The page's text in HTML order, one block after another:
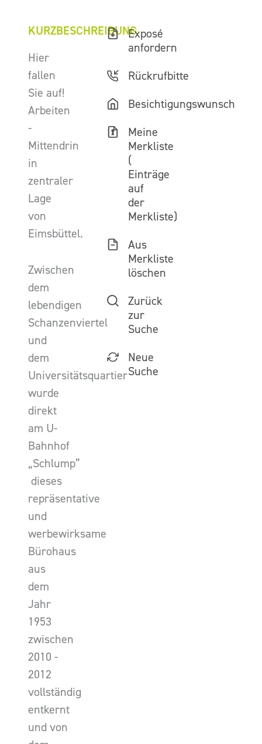
KURZBESCHREIBUNG
Hier
fallen
Sie auf!
Arbeiten
-
Mittendrin
in
zentraler
Lage
von
Eimsbüttel.
Zwischen
dem
lebendigen
Schanzenviertel
und
dem
Universitätsquartier
wurde
direkt
am U-
Bahnhof
„Schlump”
dieses
repräsentative
und
werbewirksame
Bürohaus
aus
dem
Jahr
1953
zwischen
2010 -
2012
vollständig
entkernt
und von
Exposé
anfordern
Rückrufbitte
Besichtigungswunsch
Meine
Merkliste
(
Einträge
auf
der
Merkliste)
Aus
Merkliste
löschen
Zurück
zur
Suche
Neue
Suche